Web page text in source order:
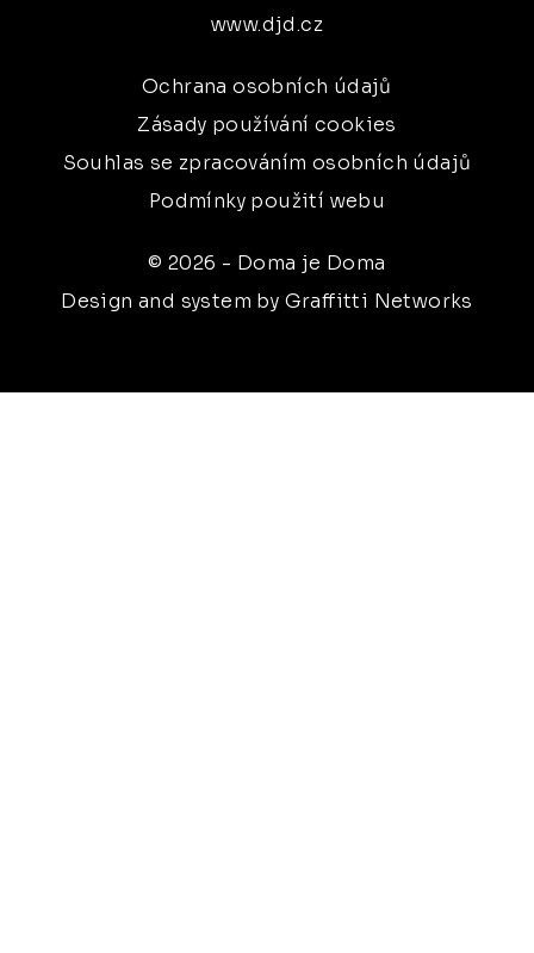
www.djd.cz
Ochrana osobních údajů
Zásady používání cookies
Souhlas se zpracováním osobních údajů
Podmínky použití webu
© 2026 - Doma je Doma
Design and system by Graffitti Networks